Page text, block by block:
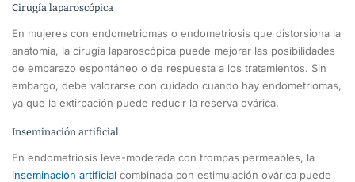
Cirugía laparoscópica
En mujeres con endometriomas o endometriosis que distorsiona la
anatomía, la cirugía laparoscópica puede mejorar las posibilidades
de embarazo espontáneo o de respuesta a los tratamientos. Sin
embargo, debe valorarse con cuidado cuando hay endometriomas,
ya que la extirpación puede reducir la reserva ovárica.
Inseminación artificial
En endometriosis leve-moderada con trompas permeables, la
inseminación artificial combinada con estimulación ovárica puede